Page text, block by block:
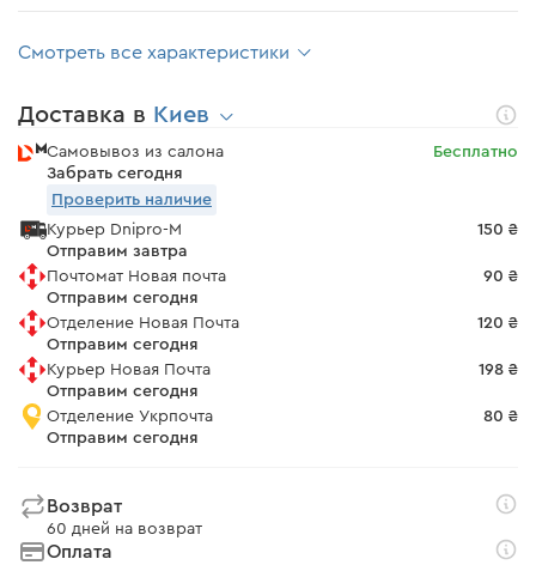
Смотреть все характеристики
Доставка в Киев
Самовывоз из салона
Забрать сегодня
Бесплатно
Проверить наличие
Курьер Dnipro-M
Отправим завтра
150 ₴
Почтомат Новая почта
Отправим сегодня
90 ₴
Отделение Новая Почта
Отправим сегодня
120 ₴
Курьер Новая Почта
Отправим сегодня
198 ₴
Отделение Укрпочта
Отправим сегодня
80 ₴
Возврат
60 дней на возврат
Оплата